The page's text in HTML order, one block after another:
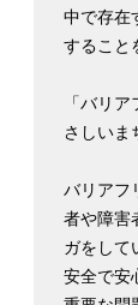
中で存在
すること
「バリ
さしいま
バリアフ
者や障害
ガをして
安全で安